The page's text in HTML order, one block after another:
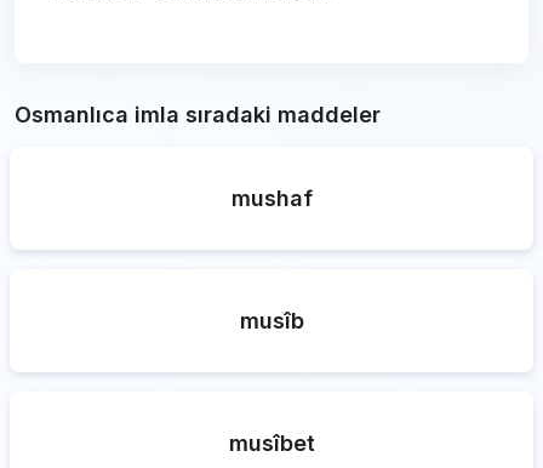
Osmanlıca imla sıradaki maddeler
mushaf
musîb
musîbet